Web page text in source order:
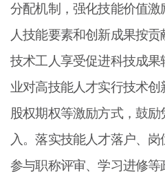
分配机制，强化技能价值
人技能要素和创新成果按
技术工人享受促进科技成
业对高技能人才实行技术
股权期权等激励方式，鼓
入。落实技能人才落户、岗
参与职称评审、学习进修